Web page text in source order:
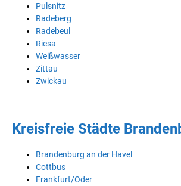
Pulsnitz
Radeberg
Radebeul
Riesa
Weißwasser
Zittau
Zwickau
Kreisfreie Städte
Brandenburg an der Havel
Cottbus
Frankfurt/Oder